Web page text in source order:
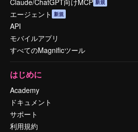
Claude/ChatGPT向けMCP 新規
エージェント 新規
API
モバイルアプリ
すべてのMagnificツール
はじめに
Academy
ドキュメント
サポート
利用規約